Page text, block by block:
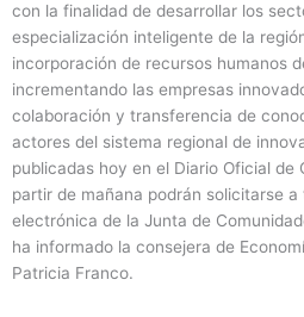
con la finalidad de desarrollar los
especialización inteligente de la
incorporación de recursos humanos
incrementando las empresas
colaboración y transferencia de
actores del sistema regional de
publicadas hoy en el Diario Oficial de
partir de mañana podrán solicitarse a
electrónica de la Junta de
ha informado la consejera de
Patricia Franco.